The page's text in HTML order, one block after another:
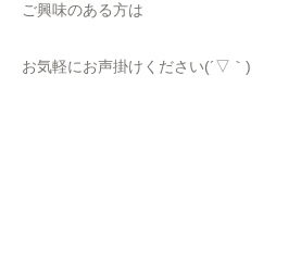
ご興味のある方は
お気軽にお声掛けください(´▽｀)